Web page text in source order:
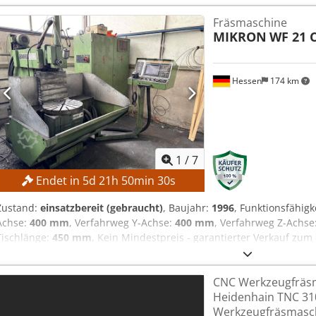
1 /7
Endet in 5d 21h 50min 29s
Hessen 174 km
Fräsmaschine
MIKRON WF 21
einsatzbereit (gebraucht), Baujahr: 1996,
400 mm, Verfahrweg Y-Achse: 400 mm, Verfahrweg Z-Achse:
450 mm, Kein Mindestpreis - garantierter Verkauf
Afkjha TECHNISCHE DETAILS Verfahrweg X-Achse: 400 mm
400 mm Fläche Aufspanntisch: 300 x 450 mm Anzahl
CNC
Heidenhain TNC